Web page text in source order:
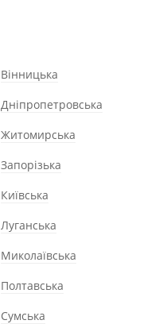
Вінницька
Дніпропетровська
Житомирська
Запорізька
Київська
Луганська
Миколаївська
Полтавська
Сумська